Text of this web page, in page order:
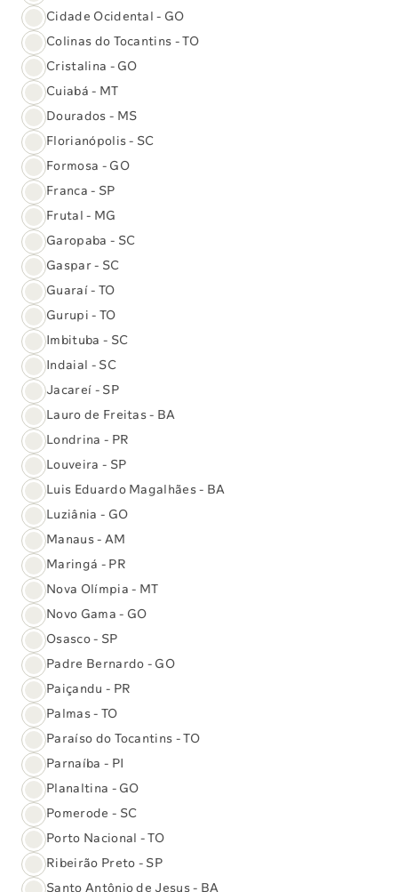
Exames e Vacinas
Central de Atendimento
O Sabin
Reconhecimentos
Unidades
Convênios
Reconhecimentos e conquistas:
Cidade Ocidental - GO
Colinas do Tocantins - TO
Cristalina - GO
Cuiabá - MT
Dourados - MS
Florianópolis - SC
Formosa - GO
Franca - SP
Frutal - MG
Garopaba - SC
Gaspar - SC
Guaraí - TO
Gurupi - TO
Imbituba - SC
Indaial - SC
Jacareí - SP
Lauro de Freitas - BA
Londrina - PR
Louveira - SP
Luis Eduardo Magalhães - BA
Luziânia - GO
Manaus - AM
Maringá - PR
Nova Olímpia - MT
Novo Gama - GO
Osasco - SP
Padre Bernardo - GO
Paiçandu - PR
Palmas - TO
Paraíso do Tocantins - TO
Parnaíba - PI
Planaltina - GO
Pomerode - SC
Porto Nacional - TO
Ribeirão Preto - SP
Santo Antônio de Jesus - BA